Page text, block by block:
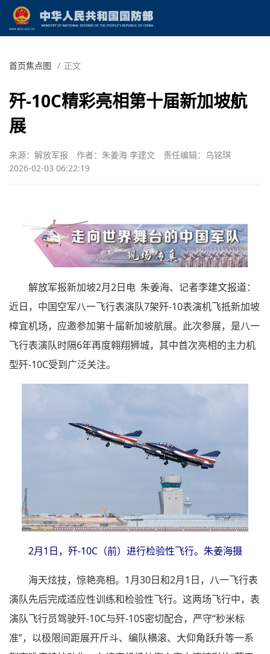
首页焦点图 / 正文
歼-10C精彩亮相第十届新加坡航
展
来源：解放军报 作者：朱姜海 李建文
责任编辑：乌铭琪
2026-02-03 06:22:19
解放军报新加坡2月2日电 朱姜海、记者李建文报道：
近日，中国空军八一飞行表演队7架歼-10表演机飞抵新加坡
樟宜机场，应邀参加第十届新加坡航展。此次参展，是八一
飞行表演队时隔6年再度翱翔狮城，其中首次亮相的主力机
型歼-10C受到广泛关注。
2月1日，歼-10C（前）进行检验性飞行。朱姜海摄
海天炫技，惊艳亮相。1月30日和2月1日，八一飞行表
演队先后完成适应性训练和检验性飞行。这两场飞行中，表
演队飞行员驾驶歼-10C与歼-10S密切配合，严守“秒米标
准”，以极限间距展开斤斗、编队横滚、大仰角跃升等一系